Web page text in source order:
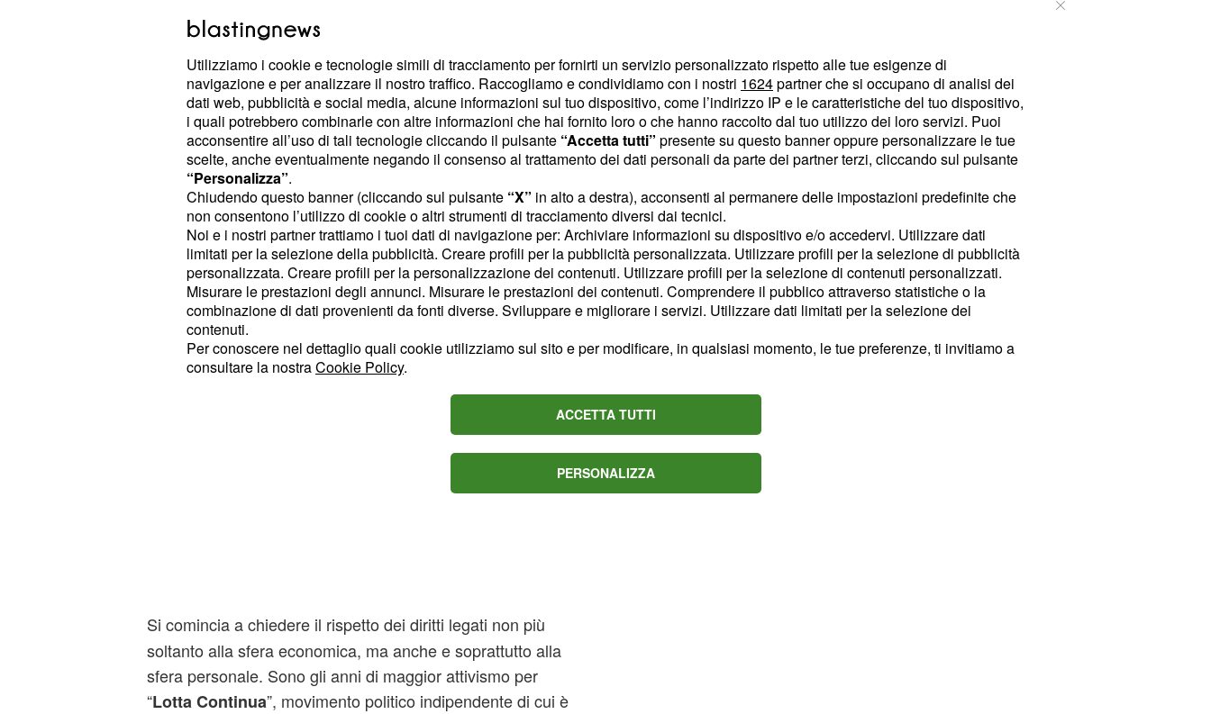
emigrazioni dal Sud Italia e la massa operaia cresce,
acquisendo la consapevolezza dei propri diritti. Quando
questi non vengono rispettati, i lavoratori insorgono
organizzando lotte operaie per cercare di ottenere ciò che
ingiustamente gli viene negato. Le fabbriche diventano
quindi luogo di lavoro e di aggregazione, comunità e
condivisione. In seguito alla sua esperienza come operaio
della Fiat, lo scrittore ha affermato che"l'operaio viveva in
uno stato di subordinazione in fabbrica, situazione che muta
improvvisamente con lo scoppio dei primi cortei operai".
Si comincia a chiedere il rispetto dei diritti legati non più
soltanto alla sfera economica, ma anche e soprattutto alla
sfera personale. Sono gli anni di maggior attivismo per
“Lotta Continua”, movimento politico indipendente di cui è
Utilizziamo i cookie e tecnologie simili di tracciamento per fornirti un servizio personalizzato rispetto alle tue esigenze di
navigazione e per analizzare il nostro traffico. Raccogliamo e condividiamo con i nostri 1624partner che si occupano di analisi dei
dati web, pubblicità e social media, alcune informazioni sul tuo dispositivo, come l’indirizzo IP e le caratteristiche del tuo dispositivo,
i quali potrebbero combinarle con altre informazioni che hai fornito loro o che hanno raccolto dal tuo utilizzo dei loro servizi. Puoi
acconsentire all’uso di tali tecnologie cliccando il pulsante “Accetta tutti” presente su questo banner oppure personalizzare le tue
scelte, anche eventualmente negando il consenso al trattamento dei dati personali da parte dei partner terzi, cliccando sul pulsante
“Personalizza”.
Chiudendo questo banner (cliccando sul pulsante “X” in alto a destra), acconsenti al permanere delle impostazioni predefinite che
non consentono l’utilizzo di cookie o altri strumenti di tracciamento diversi dai tecnici.
Noi e i nostri partner trattiamo i tuoi dati di navigazione per: Archiviare informazioni su dispositivo e/o accedervi. Utilizzare dati
limitati per la selezione della pubblicità. Creare profili per la pubblicità personalizzata. Utilizzare profili per la selezione di pubblicità
personalizzata. Creare profili per la personalizzazione dei contenuti. Utilizzare profili per la selezione di contenuti personalizzati.
Misurare le prestazioni degli annunci. Misurare le prestazioni dei contenuti. Comprendere il pubblico attraverso statistiche o la
combinazione di dati provenienti da fonti diverse. Sviluppare e migliorare i servizi. Utilizzare dati limitati per la selezione dei
contenuti.
Per conoscere nel dettaglio quali cookie utilizziamo sul sito e per modificare, in qualsiasi momento, le tue preferenze, ti invitiamo a
consultare la nostraCookie Policy.
ACCETTA TUTTI
PERSONALIZZA